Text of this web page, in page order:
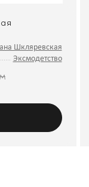
Шкляревская
Эксмодетство